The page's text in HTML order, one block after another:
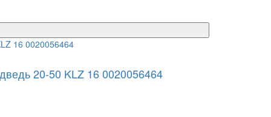
20-50 KLZ 16 0020056464